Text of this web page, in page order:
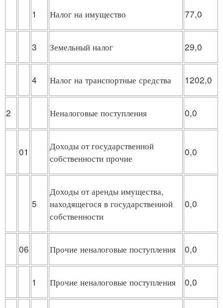
1 Налог на имущество 77,0
3 Земельный налог 29,0
4 Налог на транспортные средства 1202,0
2 Неналоговые поступления 0,0
01
Доходы от государственной
собственности прочие
0,0
5
Доходы от аренды имущества,
находящегося в государственной
собственности
0,0
06 Прочие неналоговые поступления 0,0
1 Прочие неналоговые поступления 0,0